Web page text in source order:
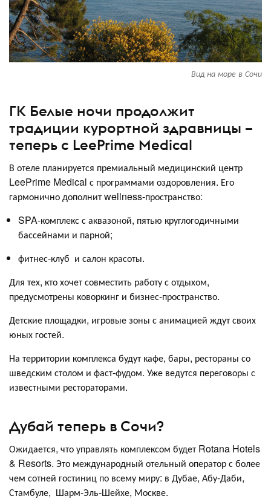
Вид на море в Сочи
ГК Белые ночи продолжит
традиции курортной здравницы –
теперь с LeePrime Medical
В отеле планируется премиальный медицинский центр
LeePrime Medical с программами оздоровления. Его
гармонично дополнит wellness-пространство:
SPA-комплекс с аквазоной, пятью круглогодичными
бассейнами и парной;
фитнес-клуб и салон красоты.
Для тех, кто хочет совместить работу с отдыхом,
предусмотрены коворкинг и бизнес-пространство.
Детские площадки, игровые зоны с анимацией ждут своих
юных гостей.
На территории комплекса будут кафе, бары, рестораны со
шведским столом и фаст-фудом. Уже ведутся переговоры с
известными рестораторами.
Дубай теперь в Сочи?
Ожидается, что управлять комплексом будет Rotana Hotels
& Resorts. Это международный отельный оператор с более
чем сотней гостиниц по всему миру: в Дубае, Абу-Даби,
Стамбуле, Шарм-Эль-Шейхе, Москве.